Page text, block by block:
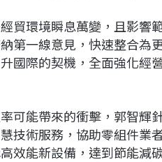
貿環境瞬息萬變，且影響
第一線意見，快速整合為
國際的契機，全面強化經
可能帶來的衝擊，郭智輝
技術服務，協助零組件業
效能新設備，達到節能減